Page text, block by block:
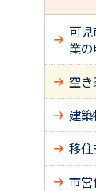
可
業
空
建
移
市